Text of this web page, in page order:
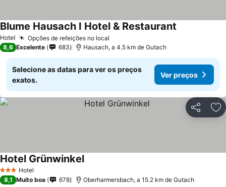
Hotel Opções de refeições no local
Blume Hausach I Hotel & Restaurant
8,6 Excelente 683 Hausach, a 4.5 km de Gutach
Selecione as datas para ver os preços
exatos.
Ver preços
Partilhar
3 EstrelasHotel
Hotel Grünwinkel
8,1 Muito boa 678 Oberharmersbach, a 15.2 km de Gutach